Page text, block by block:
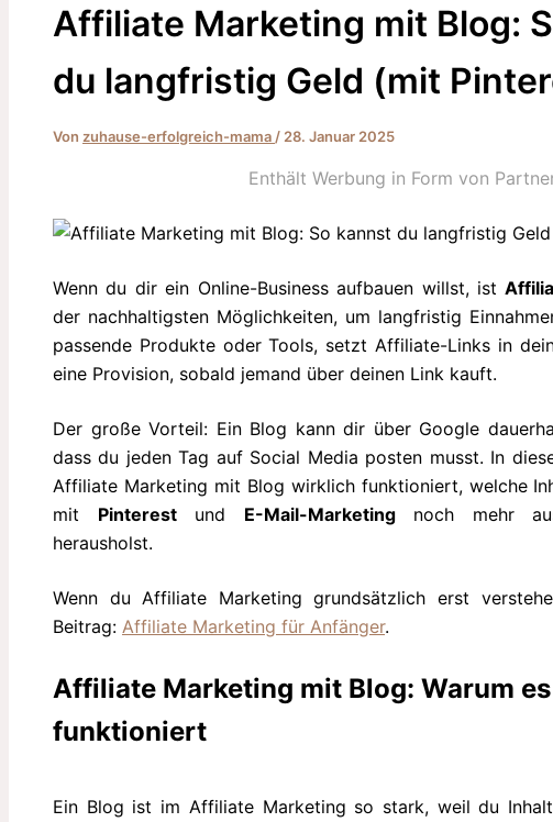
Affiliate Marketing mit Blog:
du langfristig Geld (mit
Von zuhause-erfolgreich-mama / 28. Januar 2025
Enthält Werbung in Form von
Wenn du dir ein Online-Business aufbauen willst, ist
der nachhaltigsten Möglichkeiten, um langfristig
passende Produkte oder Tools, setzt Affiliate-Links in
eine Provision, sobald jemand über deinen Link kauft.
Der große Vorteil: Ein Blog kann dir über Google
dass du jeden Tag auf Social Media posten musst. In
Affiliate Marketing mit Blog wirklich funktioniert, welche
mit Pinterestund E-Mail-Marketingnoch mehr
herausholst.
Wenn du Affiliate Marketing grundsätzlich erst
Beitrag: Affiliate Marketing für Anfänger.
Affiliate Marketing mit Blog: Warum
funktioniert
Ein Blog ist im Affiliate Marketing so stark, weil du